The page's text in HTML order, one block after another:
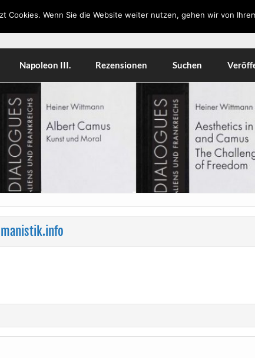
Napoleon III. Rezensionen Suchen
Cookies. Wenn Sie die Website weiter nutzen, gehen wir von